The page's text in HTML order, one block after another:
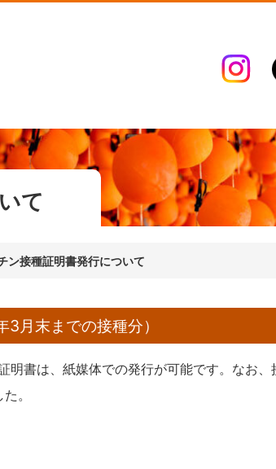
て
ン接種証明書発行について
月末までの接種分）
明書は、紙媒体での発行が可能です。なお、
。